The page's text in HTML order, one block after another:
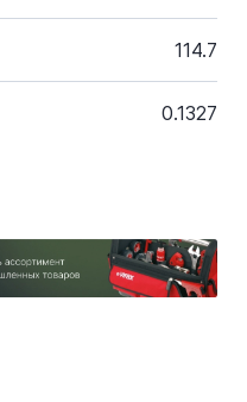
114.7
0.1327